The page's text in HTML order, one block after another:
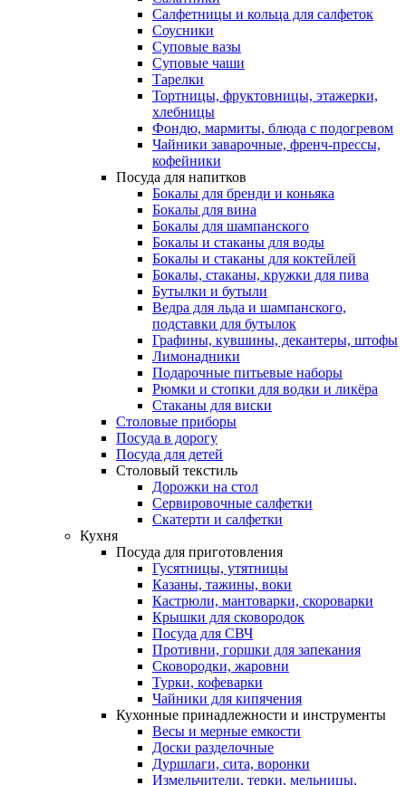
Салфетницы и кольца для салфеток
Соусники
Суповые вазы
Суповые чаши
Тарелки
Тортницы, фруктовницы, этажерки,
хлебницы
Фондю, мармиты, блюда с подогревом
Чайники заварочные, френч-прессы,
кофейники
Посуда для напитков
Бокалы для бренди и коньяка
Бокалы для вина
Бокалы для шампанского
Бокалы и стаканы для воды
Бокалы и стаканы для коктейлей
Бокалы, стаканы, кружки для пива
Бутылки и бутыли
Ведра для льда и шампанского,
подставки для бутылок
Графины, кувшины, декантеры, штофы
Лимонадники
Подарочные питьевые наборы
Рюмки и стопки для водки и ликёра
Стаканы для виски
Столовые приборы
Посуда в дорогу
Посуда для детей
Столовый текстиль
Дорожки на стол
Сервировочные салфетки
Скатерти и салфетки
Кухня
Посуда для приготовления
Гусятницы, утятницы
Казаны, тажины, воки
Кастрюли, мантоварки, скороварки
Крышки для сковородок
Посуда для СВЧ
Противни, горшки для запекания
Сковородки, жаровни
Турки, кофеварки
Чайники для кипячения
Кухонные принадлежности и инструменты
Весы и мерные емкости
Доски разделочные
Дуршлаги, сита, воронки
Измельчители, терки, мельницы,